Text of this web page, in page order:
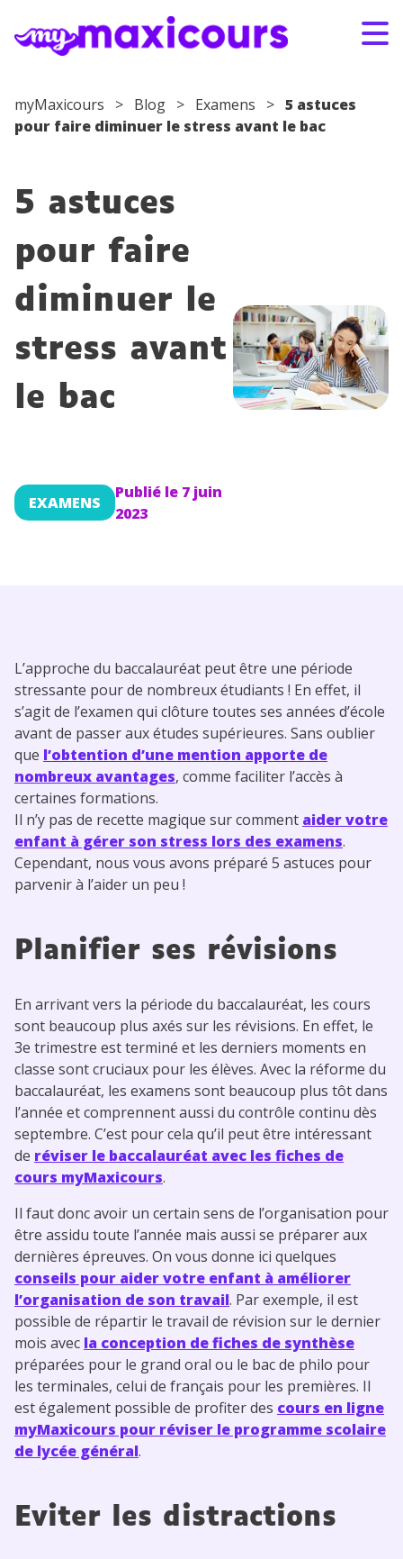
S'ABONNER CONNEXION
Par matière
Nos offres
Qui sommes-nous ?
myMaxicours > Blog > Examens > 5 astuces
pour faire diminuer le stress avant le bac
5 astuces
pour faire
diminuer le
stress avant
le bac
EXAMENS
Publié le 7 juin
2023
L’approche du baccalauréat peut être une période
stressante pour de nombreux étudiants ! En effet, il
s’agit de l’examen qui clôture toutes ses années d’école
avant de passer aux études supérieures. Sans oublier
que l’obtention d’une mention apporte de
nombreux avantages, comme faciliter l’accès à
certaines formations.
Il n’y pas de recette magique sur comment aider votre
enfant à gérer son stress lors des examens.
Cependant, nous vous avons préparé 5 astuces pour
parvenir à l’aider un peu !
Planifier ses révisions
En arrivant vers la période du baccalauréat, les cours
sont beaucoup plus axés sur les révisions. En effet, le
3e trimestre est terminé et les derniers moments en
classe sont cruciaux pour les élèves. Avec la réforme du
baccalauréat, les examens sont beaucoup plus tôt dans
l’année et comprennent aussi du contrôle continu dès
septembre. C’est pour cela qu’il peut être intéressant
de réviser le baccalauréat avec les fiches de
cours myMaxicours.
Il faut donc avoir un certain sens de l’organisation pour
être assidu toute l’année mais aussi se préparer aux
dernières épreuves. On vous donne ici quelques
conseils pour aider votre enfant à améliorer
l’organisation de son travail. Par exemple, il est
possible de répartir le travail de révision sur le dernier
mois avec la conception de fiches de synthèse
préparées pour le grand oral ou le bac de philo pour
les terminales, celui de français pour les premières. Il
est également possible de profiter des cours en ligne
myMaxicours pour réviser le programme scolaire
de lycée général.
Eviter les distractions